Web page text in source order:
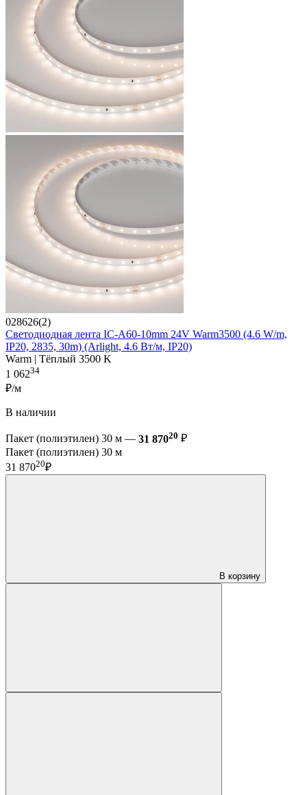
028626(2)
Светодиодная лента IC-A60-10mm 24V Warm3500 (4.6 W/m,
IP20, 2835, 30m) (Arlight, 4.6 Вт/м, IP20)
Warm | Тёплый 3500 K
1 06234
₽/м
В наличии
Пакет (полиэтилен) 30 м — 31 87020 ₽
Пакет (полиэтилен) 30 м
31 87020₽
В корзину